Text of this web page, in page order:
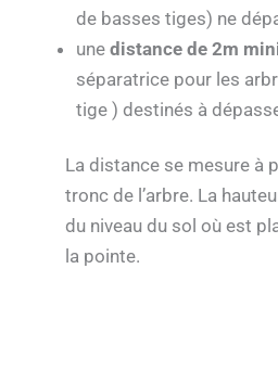
de basses tiges) ne
une distance de 2m
séparatrice pour les
tige ) destinés à
La distance se mesure à
tronc de l’arbre. La
du niveau du sol où est
la pointe.